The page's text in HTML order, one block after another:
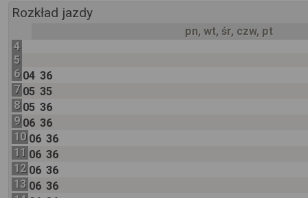
Rozkład jazdy
pn, wt, śr, czw, pt
4
5
6 04 36
7 05 35
8 05 36
9 06 36
10 06 36
11 06 36
12 06 36
13 06 36